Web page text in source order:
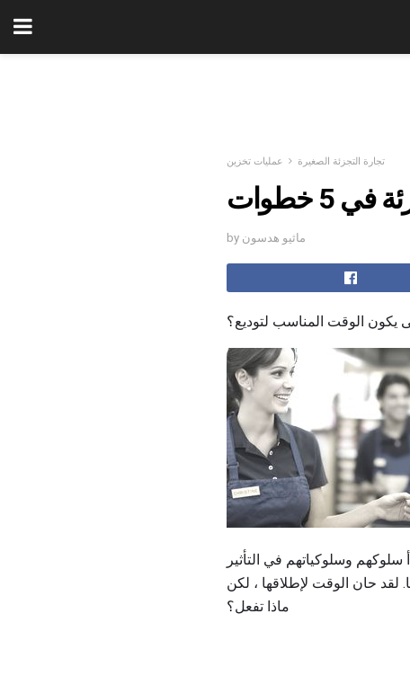
تجارة التجزئة الصغيرة عمليات تخزين
خطوات
by ماثيو هدسون
يكون الوقت المناسب لتوديع؟
وسلوكياتهم في التأثير
حان الوقت لإطلاقها ، لكن
ماذا تفعل؟